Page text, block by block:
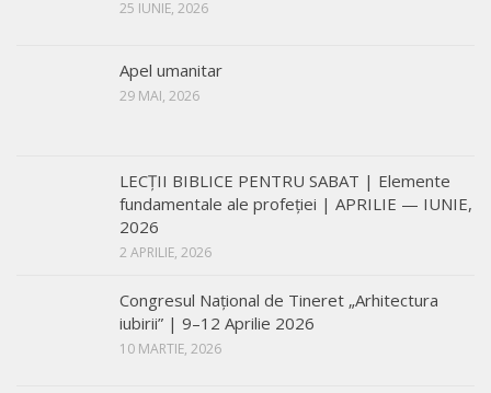
25 IUNIE, 2026
Apel umanitar
29 MAI, 2026
LECŢII BIBLICE PENTRU SABAT | Elemente
fundamentale ale profeției | APRILIE — IUNIE,
2026
2 APRILIE, 2026
Congresul Național de Tineret „Arhitectura
iubirii” | 9–12 Aprilie 2026
10 MARTIE, 2026